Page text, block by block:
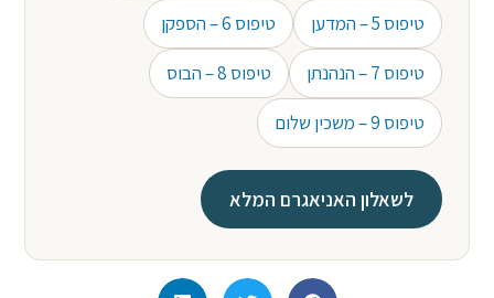
טיפוס 5 – המדען טיפוס 6 – הספקן
טיפוס 7 – הנהנתן טיפוס 8 – הבוס
טיפוס 9 – משכין שלום
לשאלון האניאגרם המלא